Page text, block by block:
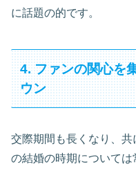
に話題の的です。
4. ファンの関心を
ウン
交際期間も長くなり、
の結婚の時期については